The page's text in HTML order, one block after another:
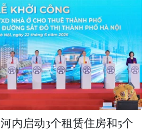
河内启动3个租赁住房和5个